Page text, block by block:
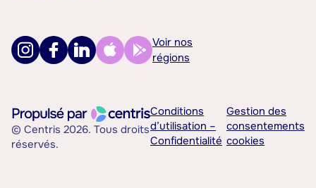
Voir nos
régions
© Centris 2026. Tous droits
réservés.
Conditions
d’utilisation –
Confidentialité
Gestion des
consentements
cookies